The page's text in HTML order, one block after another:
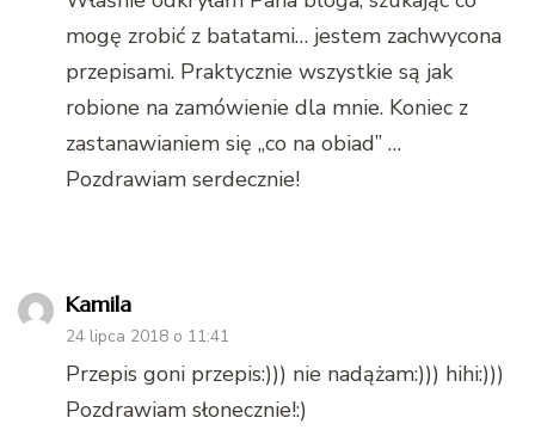
mogę zrobić z batatami… jestem zachwycona
przepisami. Praktycznie wszystkie są jak
robione na zamówienie dla mnie. Koniec z
zastanawianiem się „co na obiad” …
Pozdrawiam serdecznie!
Kamila
24 lipca 2018 o 11:41
Przepis goni przepis:))) nie nadążam:))) hihi:)))
Pozdrawiam słonecznie!:)